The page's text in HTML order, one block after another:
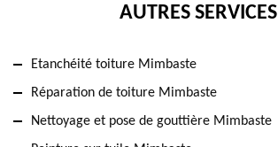
AUTRES SERVICES
Etanchéité toiture Mimbaste
Réparation de toiture Mimbaste
Nettoyage et pose de gouttière Mimbaste